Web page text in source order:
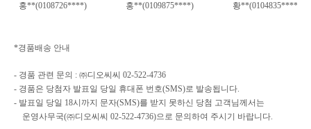
홍**(0108726****) 홍**(0109875****) 황**(0104835****)
*경품배송 안내
- 경품 관련 문의 : ㈜디오씨씨 02-522-4736
- 경품은 당첨자 발표일 당일 휴대폰 번호(SMS)로 발송됩니다.
- 발표일 당일 18시까지 문자(SMS)를 받지 못하신 당첨 고객님께서는
운영사무국(㈜디오씨씨 02-522-4736)으로 문의하여 주시기 바랍니다.